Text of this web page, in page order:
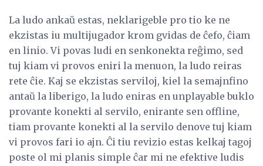
La ludo ankaŭ estas, neklarigeble pro tio ke ne
ekzistas iu multijugador krom gvidas de ĉefo, ĉiam
en linio. Vi povas ludi en senkonekta reĝimo, sed
tuj kiam vi provos eniri la menuon, la ludo reiras
rete ĉie. Kaj se ekzistas serviloj, kiel la semajnfino
antaŭ la liberigo, la ludo eniras en unplayable buklo
provante konekti al servilo, enirante sen offline,
tiam provante konekti al la servilo denove tuj kiam
vi provos fari io ajn. Ĉi tiu revizio estas kelkaj tagoj
poste ol mi planis simple ĉar mi ne efektive ludis